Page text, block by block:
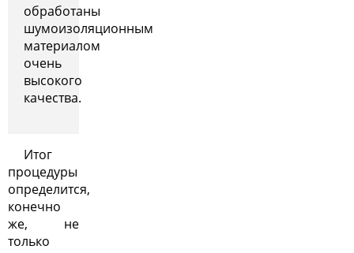
обработаны
шумоизоляционным
материалом
очень
высокого
качества.
Итог
процедуры
определится,
конечно
же, не
только